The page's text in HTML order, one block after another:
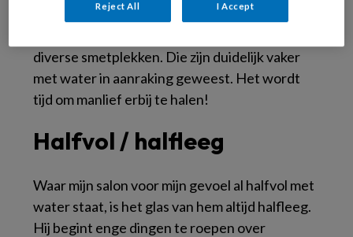
begint te lijden. En de pootjes van mijn
diverse smetplekken. Die zijn duidelijk vaker
met water in aanraking geweest. Het wordt
tijd om manlief erbij te halen!
Halfvol / halfleeg
Waar mijn salon voor mijn gevoel al halfvol met
water staat, is het glas van hem altijd halfleeg.
Hij begint enge dingen te roepen over
Reject All I Accept